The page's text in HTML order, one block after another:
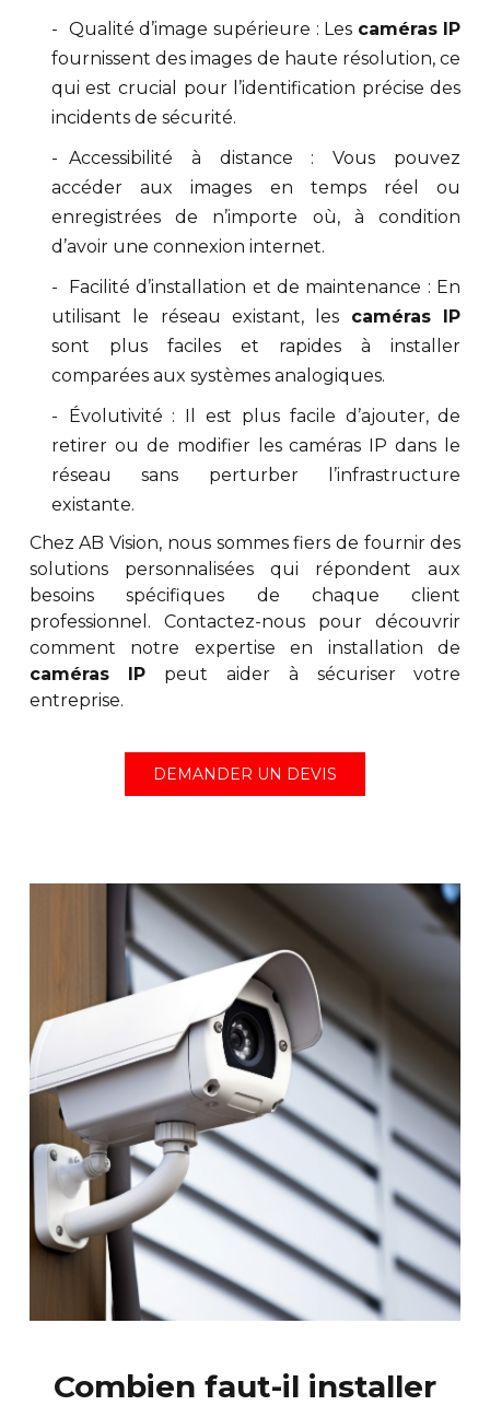
Qualité d’image supérieure : Les caméras IP
fournissent des images de haute résolution, ce
qui est crucial pour l’identification précise des
incidents de sécurité.
Accessibilité à distance : Vous pouvez
accéder aux images en temps réel ou
enregistrées de n’importe où, à condition
d’avoir une connexion internet.
Facilité d’installation et de maintenance : En
utilisant le réseau existant, les caméras IP
sont plus faciles et rapides à installer
comparées aux systèmes analogiques.
Évolutivité : Il est plus facile d’ajouter, de
retirer ou de modifier les caméras IP dans le
réseau sans perturber l’infrastructure
existante.
Chez AB Vision, nous sommes fiers de fournir des
solutions personnalisées qui répondent aux
besoins spécifiques de chaque client
professionnel. Contactez-nous pour découvrir
comment notre expertise en installation de
caméras IP peut aider à sécuriser votre
entreprise.
DEMANDER UN DEVIS
Combien faut-il installer